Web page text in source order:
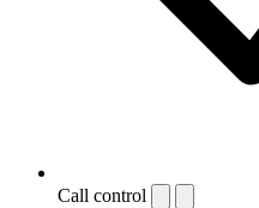
Call control